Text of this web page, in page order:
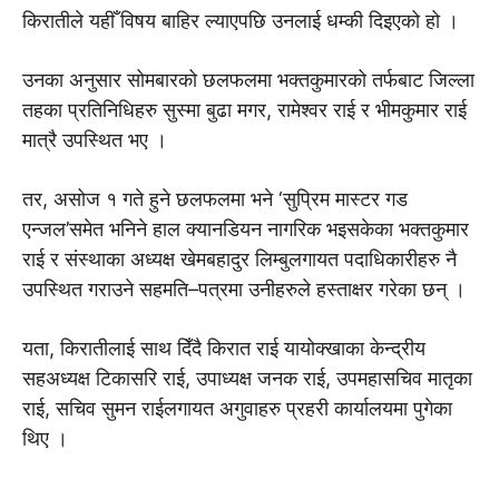
किरातीले यहीँ विषय बाहिर ल्याएपछि उनलाई धम्की दिइएको हो ।
उनका अनुसार सोमबारको छलफलमा भक्तकुमारको तर्फबाट जिल्ला
तहका प्रतिनिधिहरु सुस्मा बुढा मगर, रामेश्वर राई र भीमकुमार राई
मात्रै उपस्थित भए ।
तर, असोज १ गते हुने छलफलमा भने ‘सुप्रिम मास्टर गड
एन्जल’समेत भनिने हाल क्यानडियन नागरिक भइसकेका भक्तकुमार
राई र संस्थाका अध्यक्ष खेमबहादुर लिम्बुलगायत पदाधिकारीहरु नै
उपस्थित गराउने सहमति–पत्रमा उनीहरुले हस्ताक्षर गरेका छन् ।
यता, किरातीलाई साथ दिँदै किरात राई यायोक्खाका केन्द्रीय
सहअध्यक्ष टिकासरि राई, उपाध्यक्ष जनक राई, उपमहासचिव मातृका
राई, सचिव सुमन राईलगायत अगुवाहरु प्रहरी कार्यालयमा पुगेका
थिए ।